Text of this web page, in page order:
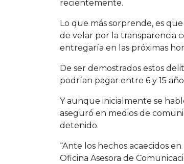
recientemente.
Lo que más sorprende, es
de velar por la transparencia
entregaría en las próximas
De ser demostrados estos
podrían pagar entre 6 y 15
Y aunque inicialmente se
aseguró en medios de
detenido.
“Ante los hechos acaecidos
Oficina Asesora de